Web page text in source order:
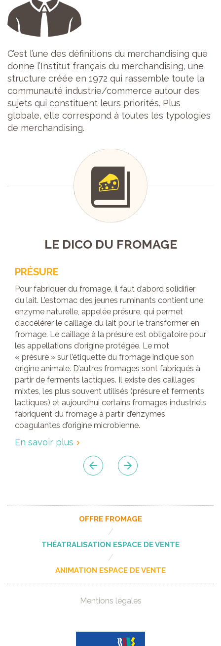
C’est l’une des définitions du merchandising que
donne l’Institut français du merchandising, une
structure créée en 1972 qui rassemble toute la
communauté industrie/commerce autour des
sujets qui constituent leurs priorités. Plus
globale, elle correspond à toutes les typologies
de merchandising.
LE DICO DU FROMAGE
PRÉSURE
Pour fabriquer du fromage, il faut d’abord solidifier
du lait. L’estomac des jeunes ruminants contient une
enzyme naturelle, appelée présure, qui permet
d’accélérer le caillage du lait pour le transformer en
fromage. Le caillage à la présure est obligatoire pour
les appellations d’origine protégée. Le mot
« présure » sur l’étiquette du fromage indique son
origine animale. D’autres fromages sont fabriqués à
partir de ferments lactiques. Il existe des caillages
mixtes, les plus souvent utilisés (présure et ferments
lactiques) et aujourd’hui certains fromages industriels
fabriquent du fromage à partir d’enzymes
coagulantes d’origine microbienne.
En savoir plus
OFFRE FROMAGE
/
THÉATRALISATION ESPACE DE VENTE
/
ANIMATION ESPACE DE VENTE
Mentions légales